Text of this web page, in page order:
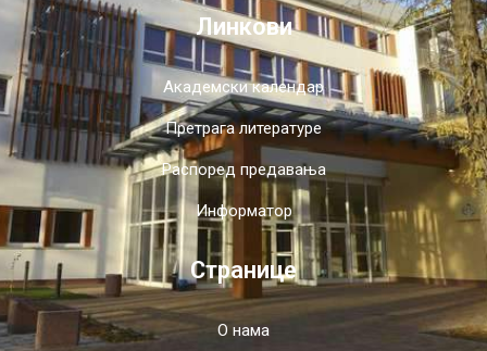
Линкови
Академски календар
Претрага литературе
Распоред предавања
Информатор
Странице
О нама